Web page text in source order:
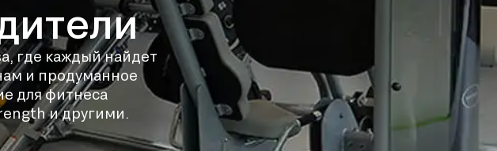
где каждый найдет
и продуманное
для фитнеса
и другими.